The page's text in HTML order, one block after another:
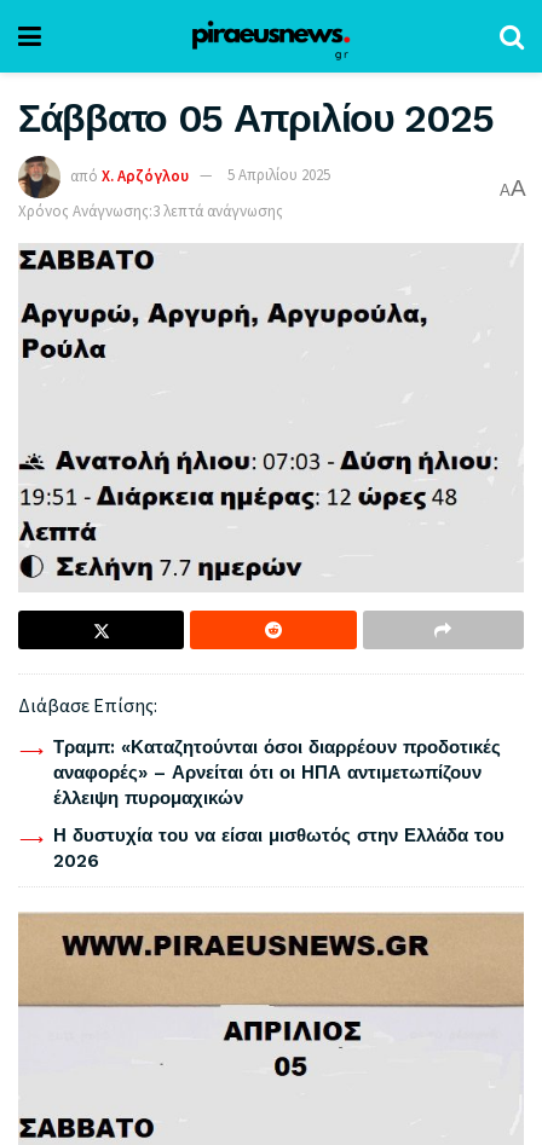
Σάββατο 05 Απριλίου 2025
από Χ. Αρζόγλου
5 Απριλίου 2025
Χρόνος Ανάγνωσης:3 λεπτά ανάγνωσης
AA
Διάβασε Επίσης:
Τραμπ: «Καταζητούνται όσοι διαρρέουν προδοτικές
αναφορές» – Αρνείται ότι οι ΗΠΑ αντιμετωπίζουν
έλλειψη πυρομαχικών
Η δυστυχία του να είσαι μισθωτός στην Ελλάδα του
2026